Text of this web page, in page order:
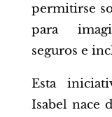
permitirse
para
seguros e
Esta
Isabel nace